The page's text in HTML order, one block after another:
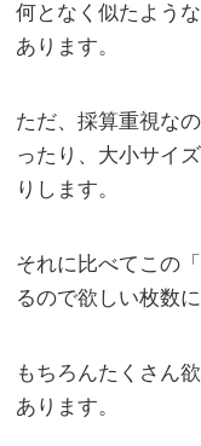
何となく似たよう
あります。
ただ、採算重視な
ったり、大小サイ
りします。
それに比べてこの
るので欲しい枚数
もちろんたくさん
あります。